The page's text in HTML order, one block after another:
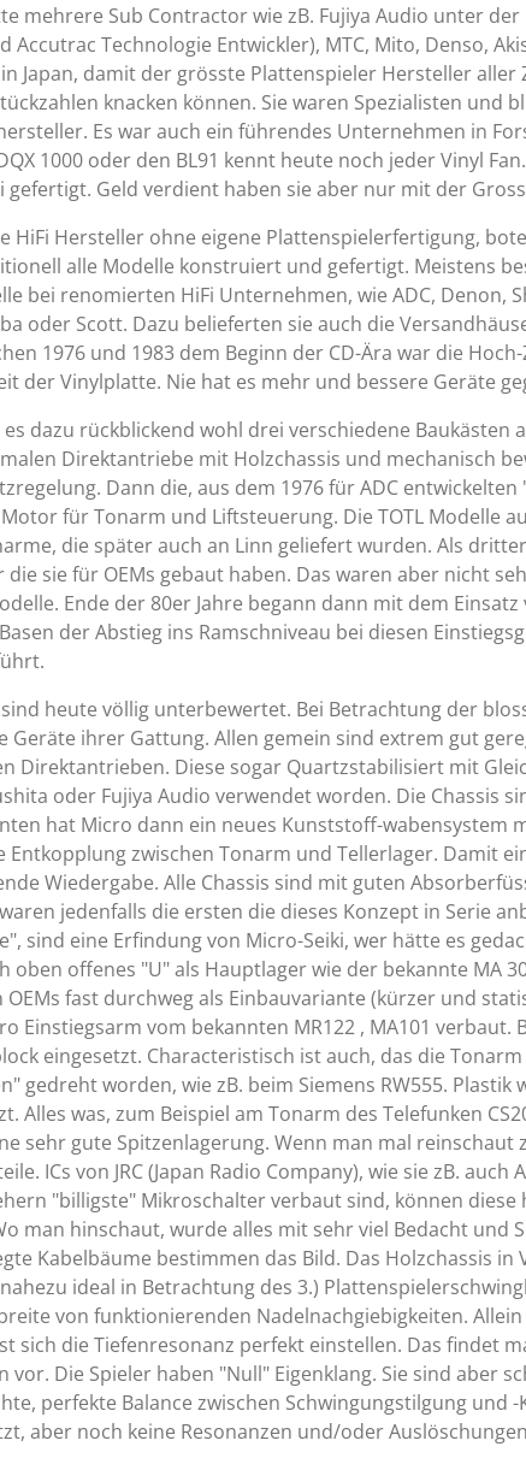
mehrere Sub Contractor wie zB. Fujiya Audio unter
Accutrac Technologie Entwickler), MTC, Mito, Denso,
Japan, damit der grösste Plattenspieler Hersteller
knacken können. Sie waren Spezialisten und
Es war auch ein führendes Unternehmen in
1000 oder den BL91 kennt heute noch jeder Vinyl
gefertigt. Geld verdient haben sie aber nur mit der
HiFi Hersteller ohne eigene Plattenspielerfertigung,
alle Modelle konstruiert und gefertigt. Meistens
bei renomierten HiFi Unternehmen, wie ADC, Denon,
oder Scott. Dazu belieferten sie auch die
1976 und 1983 dem Beginn der CD-Ära war die
der Vinylplatte. Nie hat es mehr und bessere Geräte
dazu rückblickend wohl drei verschiedene
Direktantriebe mit Holzchassis und mechanisch
Dann die, aus dem 1976 für ADC
für Tonarm und Liftsteuerung. Die TOTL Modelle
die später auch an Linn geliefert wurden. Als
die sie für OEMs gebaut haben. Das waren aber nicht
Ende der 80er Jahre begann dann mit dem
der Abstieg ins Ramschniveau bei diesen
heute völlig unterbewertet. Bei Betrachtung der
Geräte ihrer Gattung. Allen gemein sind extrem gut
Direktantrieben. Diese sogar Quartzstabilisiert mit
oder Fujiya Audio verwendet worden. Die Chassis
hat Micro dann ein neues Kunststoff-wabensystem
Entkopplung zwischen Tonarm und Tellerlager. Damit
Wiedergabe. Alle Chassis sind mit guten
jedenfalls die ersten die dieses Konzept in Serie
sind eine Erfindung von Micro-Seiki, wer hätte es
oben offenes "U" als Hauptlager wie der bekannte MA
fast durchweg als Einbauvariante (kürzer und
Einstiegsarm vom bekannten MR122 , MA101
eingesetzt. Characteristisch ist auch, das die
gedreht worden, wie zB. beim Siemens RW555.
Alles was, zum Beispiel am Tonarm des Telefunken
sehr gute Spitzenlagerung. Wenn man mal
ICs von JRC (Japan Radio Company), wie sie zB.
"billigste" Mikroschalter verbaut sind, können
man hinschaut, wurde alles mit sehr viel Bedacht
Kabelbäume bestimmen das Bild. Das Holzchassis
ideal in Betrachtung des 3.)
von funktionierenden Nadelnachgiebigkeiten.
sich die Tiefenresonanz perfekt einstellen. Das findet
vor. Die Spieler haben "Null" Eigenklang. Sie sind aber
perfekte Balance zwischen Schwingungstilgung und
aber noch keine Resonanzen und/oder